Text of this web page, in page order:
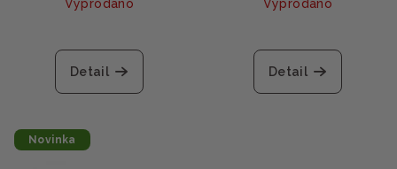
Vyprodáno
Detail
Vyprodáno
hodnocení
produktu
Detail
Novinka